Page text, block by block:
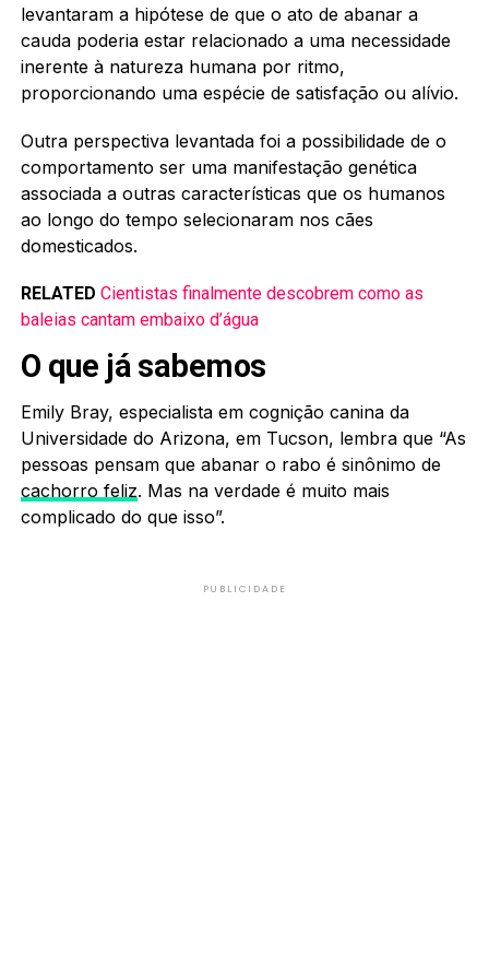
levantaram a hipótese de que o ato de abanar a
cauda poderia estar relacionado a uma necessidade
inerente à natureza humana por ritmo,
proporcionando uma espécie de satisfação ou alívio.
Outra perspectiva levantada foi a possibilidade de o
comportamento ser uma manifestação genética
associada a outras características que os humanos
ao longo do tempo selecionaram nos cães
domesticados.
RELATED Cientistas finalmente descobrem como as
baleias cantam embaixo d’água
O que já sabemos
Emily Bray, especialista em cognição canina da
Universidade do Arizona, em Tucson, lembra que “As
pessoas pensam que abanar o rabo é sinônimo de
cachorro feliz. Mas na verdade é muito mais
complicado do que isso”.
PUBLICIDADE